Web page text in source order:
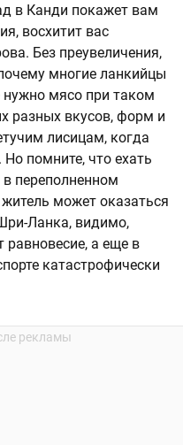
в Канди покажет вам
восхитит вас
Без преувеличения,
многие ланкийцы
мясо при таком
разных вкусов, форм и
лисицам, когда
Но помните, что ехать
в переполненном
может оказаться
Ланка, видимо,
а еще в
катастрофически